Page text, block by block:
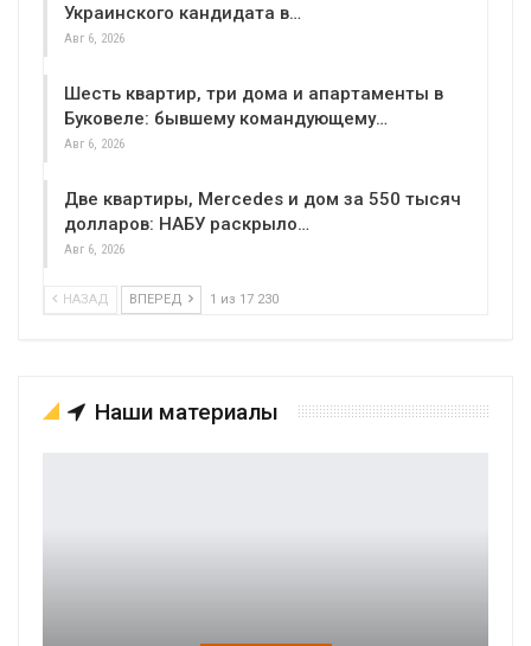
Украинского кандидата в…
Авг 6, 2026
Шесть квартир, три дома и апартаменты в
Буковеле: бывшему командующему…
Авг 6, 2026
Две квартиры, Mercedes и дом за 550 тысяч
долларов: НАБУ раскрыло…
Авг 6, 2026
НАЗАД ВПЕРЕД 1 из 17 230
Наши материалы